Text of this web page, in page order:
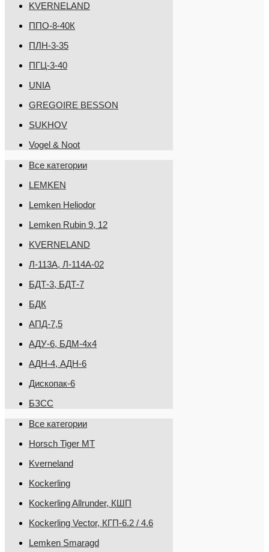
KVERNELAND
ППО-8-40К
ПЛН-3-35
ПГЦ-3-40
UNIA
GREGOIRE BESSON
SUKHOV
Vogel & Noot
Все категории
LEMKEN
Lemken Heliodor
Lemken Rubin 9, 12
KVERNELAND
Л-113А, Л-114А-02
БДТ-3, БДТ-7
БДК
АПД-7,5
АДУ-6, БДМ-4х4
АДН-4, АДН-6
Дископак-6
БЗСС
Все категории
Horsch Tiger MT
Kverneland
Kockerling
Kockerling Allrunder, КШП
Kockerling Vector, КГП-6.2 / 4.6
Lemken Smaragd